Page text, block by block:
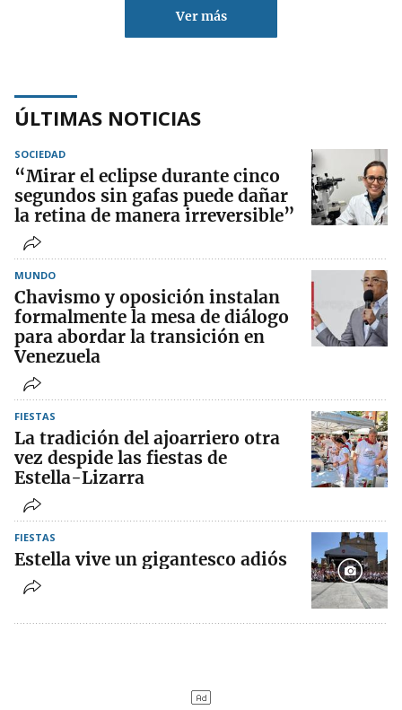
Ver más
ÚLTIMAS NOTICIAS
SOCIEDAD
“Mirar el eclipse durante cinco
segundos sin gafas puede dañar
la retina de manera irreversible”
MUNDO
Chavismo y oposición instalan
formalmente la mesa de diálogo
para abordar la transición en
Venezuela
FIESTAS
La tradición del ajoarriero otra
vez despide las fiestas de
Estella-Lizarra
FIESTAS
Estella vive un gigantesco adiós